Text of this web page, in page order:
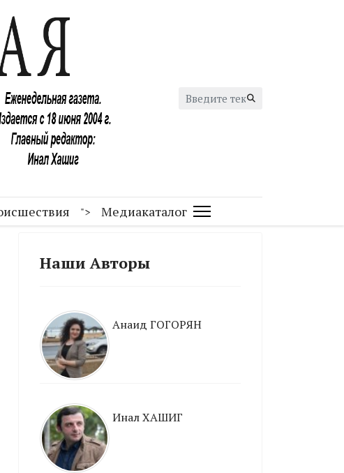
Искать...
"> Медиакаталог
Наши Авторы
Анаид ГОГОРЯН
Инал ХАШИГ